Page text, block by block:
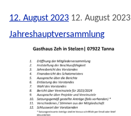
12. August 2023 12. August 2023
Jahreshauptversammlung